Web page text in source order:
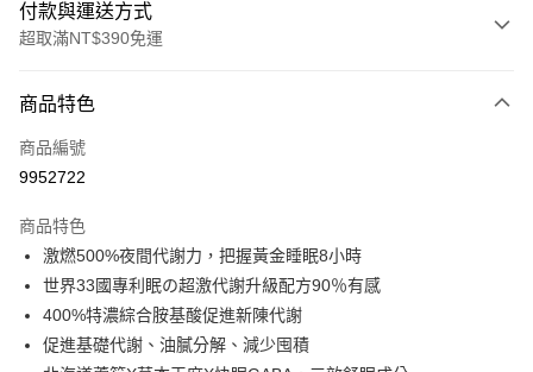
付款與運送方式
超取滿NT$390免運
POYA支付
信用卡一次付款
LINE Pay
Apple Pay
街口支付
商品特色
商品編號
9952722
商品特色
激燃500%夜間代謝力，把握黃金睡眠8小時
世界33國專利眠の超激代謝升級配方90％有感
400%特濃綜合胺基酸促進新陳代謝
促進基礎代謝、油膩分解、減少囤積